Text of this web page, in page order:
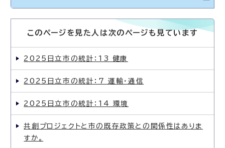
このページを見た人は次のページも見ています
2025日立市の統計：13 健康
2025日立市の統計：7 運輸・通信
2025日立市の統計：14 環境
共創プロジェクトと市の既存政策との関係性はありま
すか。